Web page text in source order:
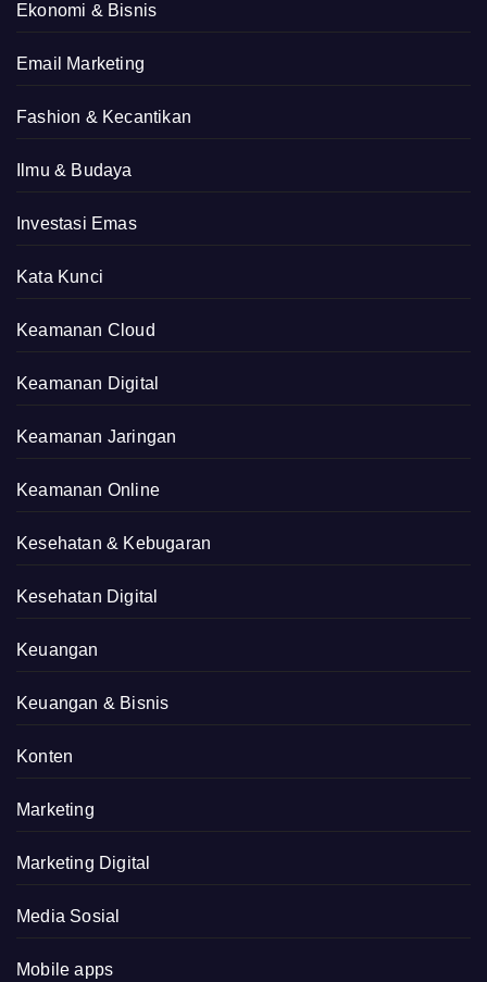
Ekonomi & Bisnis
Email Marketing
Fashion & Kecantikan
Ilmu & Budaya
Investasi Emas
Kata Kunci
Keamanan Cloud
Keamanan Digital
Keamanan Jaringan
Keamanan Online
Kesehatan & Kebugaran
Kesehatan Digital
Keuangan
Keuangan & Bisnis
Konten
Marketing
Marketing Digital
Media Sosial
Mobile apps